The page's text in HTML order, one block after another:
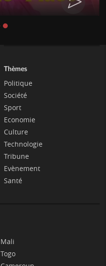
Thèmes
Politique
Société
Sport
Economie
Culture
Technologie
Tribune
Evènement
Santé
Mali
Togo